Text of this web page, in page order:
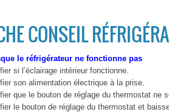
CONSEIL
le réfrigérateur ne fonctionne pas
si l’éclairage intérieur fonctionne.
son alimentation électrique à la prise.
que le bouton de réglage du thermostat ne
le bouton de réglage du thermostat et